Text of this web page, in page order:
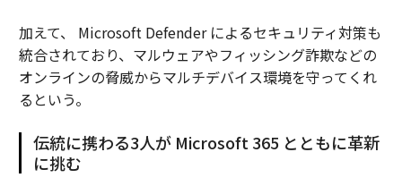
加えて、 Microsoft Defender によるセキュリティ対策も
統合されており、マルウェアやフィッシング詐欺などの
オンラインの脅威からマルチデバイス環境を守ってくれ
るという。
伝統に携わる3人が Microsoft 365 とともに革新
に挑む